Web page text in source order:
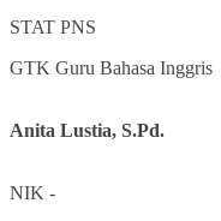
STAT PNS
GTK Guru Bahasa Inggris
Anita Lustia, S.Pd.
NIK -